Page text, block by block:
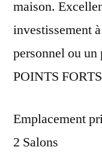
maison.
investissement
personnel ou
POINTS FORTS
Emplacement
2 Salons